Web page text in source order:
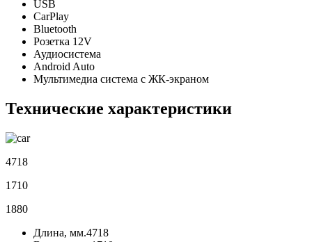
USB
CarPlay
Bluetooth
Розетка 12V
Аудиосистема
Android Auto
Мультимедиа система с ЖК-экраном
Технические характеристики
4718
1710
1880
Длина, мм.4718